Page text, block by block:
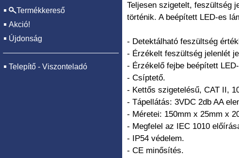
Termékkereső
Akció!
Újdonság
Telepítő - Viszonteladó
Teljesen szigetelt, feszültség
történik. A beépített LED-es
- Detektálható feszültség
- Érzékelt feszültség jelenlét
- Érzékelő fejbe beépített
- Csíptető.
- Kettős szigetelésű, CAT II,
- Tápellátás: 3VDC 2db AA
- Méretei: 150mm x 25mm x
- Megfelel az IEC 1010
- IP54 védelem.
- CE minősítés.